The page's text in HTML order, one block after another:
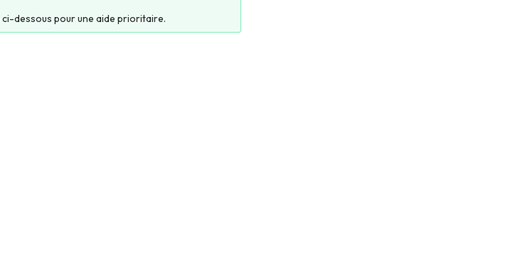
ci-dessous pour une aide prioritaire.